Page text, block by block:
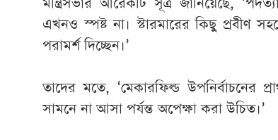
এখনও স্পষ্ট না। স্টারমারের কিছু প্রবীণ
পরামর্শ দিচ্ছেন।’
তাদের মতে, ‘মেকারফিল্ড উপনির্বাচনের
সামনে না আসা পর্যন্ত অপেক্ষা করা উচিত।’